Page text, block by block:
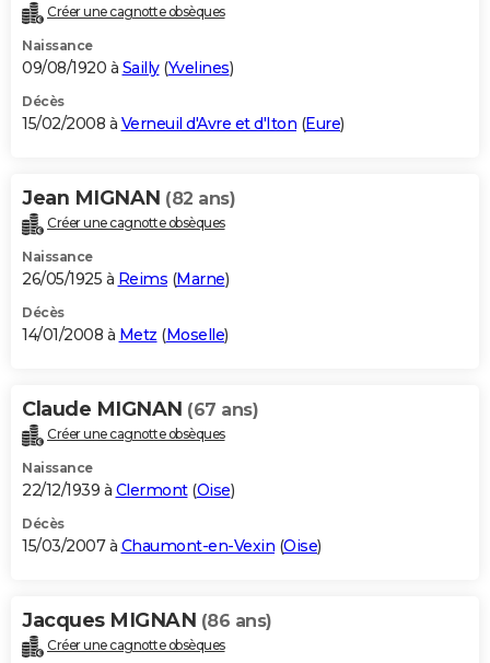
Créer une cagnotte obsèques
Naissance
09/08/1920 à Sailly(Yvelines)
Décès
15/02/2008 à Verneuil d'Avre et d'Iton (Eure)
Jean MIGNAN (82 ans)
Créer une cagnotte obsèques
Naissance
26/05/1925 à Reims (Marne)
Décès
14/01/2008 à Metz (Moselle)
Claude MIGNAN (67 ans)
Créer une cagnotte obsèques
Naissance
22/12/1939 à Clermont(Oise)
Décès
15/03/2007 à Chaumont-en-Vexin (Oise)
Jacques MIGNAN (86 ans)
Créer une cagnotte obsèques